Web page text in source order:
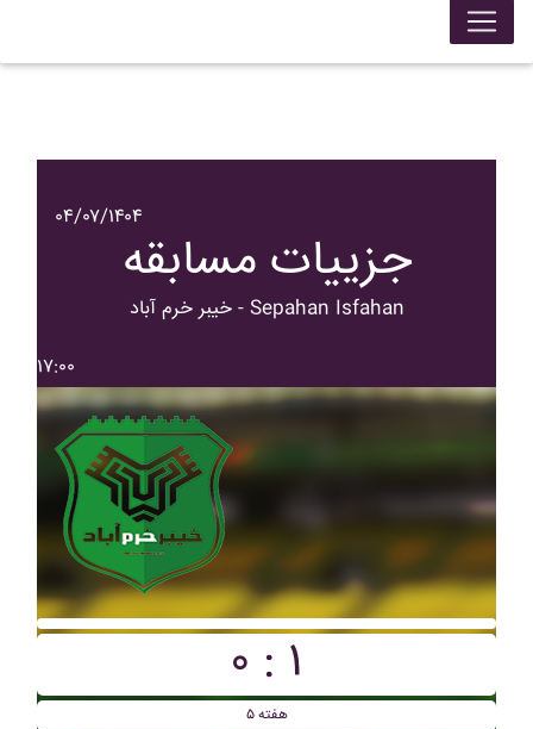
۰۴/۰۷/۱۴۰۴
جزییات مسابقه
خيبر خرم آباد - Sepahan Isfahan
۱۷:۰۰
۰ : ۱
هفته ۵